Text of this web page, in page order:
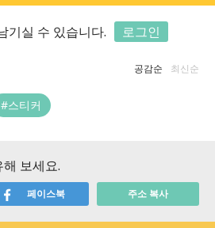
기실 수 있습니다. 로그인
공감순 최신순
#스티커
보세요.
페이스북 주소 복사